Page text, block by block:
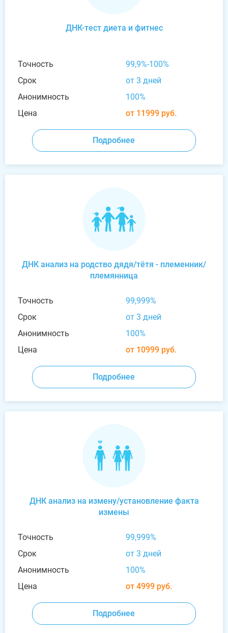
ДНК-тест диета и фитнес
Точность
99,9%-100%
Срок
от 3 дней
Анонимность
100%
Цена
от 11999 руб.
Подробнее
ДНК анализ на родство дядя/тётя - племенник/
племянница
Точность
99,999%
Срок
от 3 дней
Анонимность
100%
Цена
от 10999 руб.
Подробнее
ДНК анализ на измену/установление факта
измены
Точность
99,999%
Срок
от 3 дней
Анонимность
100%
Цена
от 4999 руб.
Подробнее